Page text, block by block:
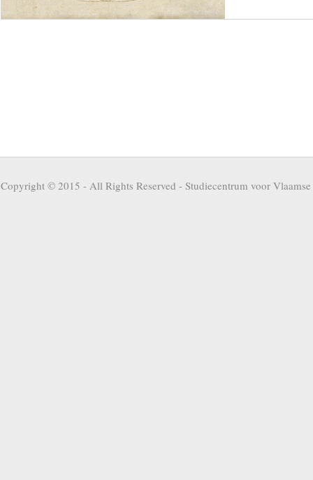
Copyright © 2015 - All Rights Reserved - Studiecentrum voor